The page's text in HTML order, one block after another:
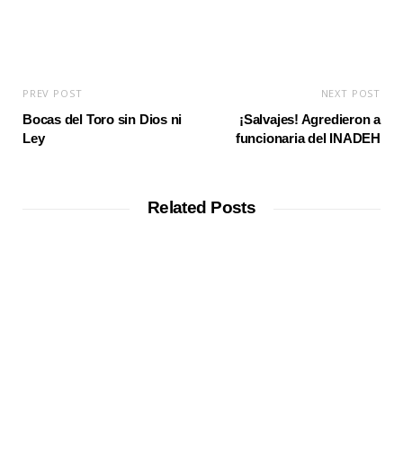
PREV POST
Bocas del Toro sin Dios ni
Ley
NEXT POST
¡Salvajes! Agredieron a
funcionaria del INADEH
Related Posts